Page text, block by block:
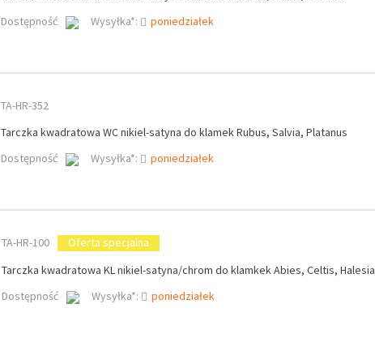
Dostępność
Wysyłka*: poniedziałek
TA-HR-352
Tarczka kwadratowa WC nikiel-satyna do klamek Rubus, Salvia, Platanus
Dostępność
Wysyłka*: poniedziałek
TA-HR-100
Oferta specjalna
Tarczka kwadratowa KL nikiel-satyna/chrom do klamkek Abies, Celtis, Halesia
Dostępność
Wysyłka*: poniedziałek